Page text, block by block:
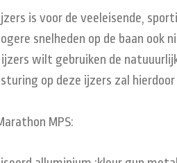
is voor de veeleisende,
snelheden op de baan ook
ijzers wilt gebruiken de
op deze ijzers zal
MPS: